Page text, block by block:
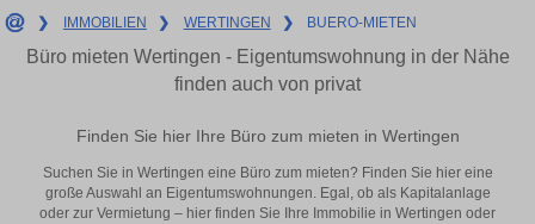
❯ IMMOBILIEN ❯ WERTINGEN ❯ BUERO-MIETEN
Büro mieten Wertingen - Eigentumswohnung in der Nähe
finden auch von privat
Finden Sie hier Ihre Büro zum mieten in Wertingen
Suchen Sie in Wertingen eine Büro zum mieten? Finden Sie hier eine
große Auswahl an Eigentumswohnungen. Egal, ob als Kapitalanlage
oder zur Vermietung – hier finden Sie Ihre Immobilie in Wertingen oder